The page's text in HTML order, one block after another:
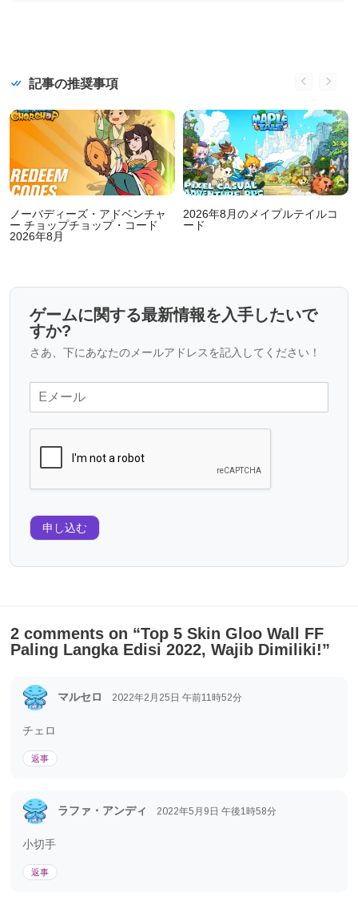
記事の推奨事項
ノーバディーズ・アドベンチャ
ー チョップチョップ・コード
2026年8月
2026年8月のメイプルテイルコ
ード
ゲームに関する最新情報を入手したいで
すか?
さあ、下にあなたのメールアドレスを記入してください！
申し込む
2 comments on “Top 5 Skin Gloo Wall FF
Paling Langka Edisi 2022, Wajib Dimiliki!”
マルセロ 2022年2月25日 午前11時52分
チェロ
返事
ラファ・アンディ 2022年5月9日 午後1時58分
小切手
返事